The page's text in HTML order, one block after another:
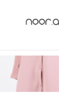
jupes